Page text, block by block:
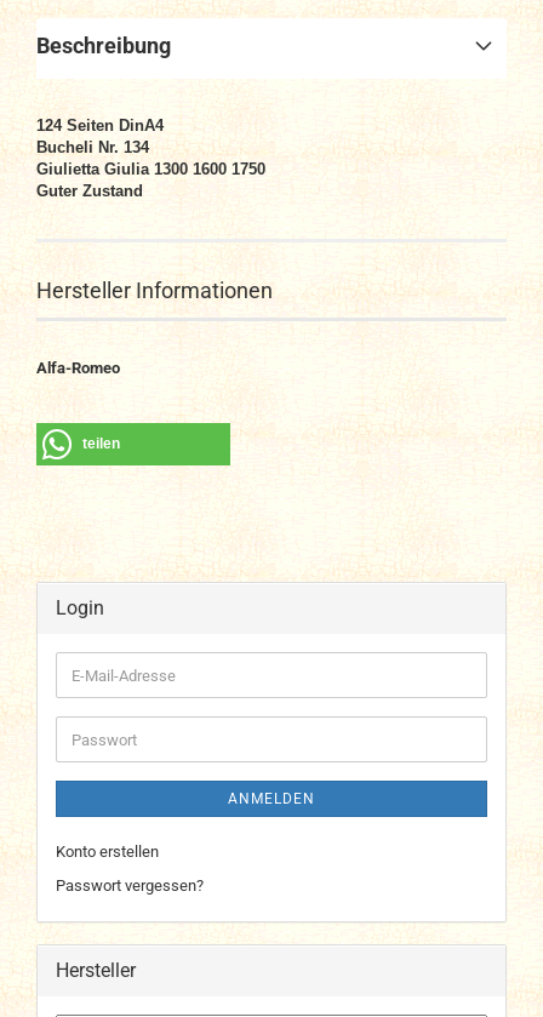
Beschreibung
124 Seiten DinA4
Bucheli Nr. 134
Giulietta Giulia 1300 1600 1750
Guter Zustand
Hersteller Informationen
Alfa-Romeo
teilen
Login
E-
Mail-
Adresse
Passwort
ANMELDEN
Konto erstellen
Passwort vergessen?
Hersteller